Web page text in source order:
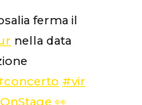
ferma il
nella data
#vir
👀